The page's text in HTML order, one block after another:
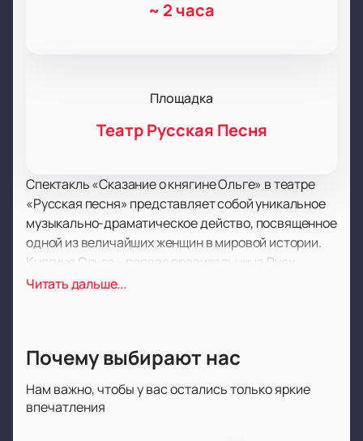
~ 2 часа
Площадка
Театр Русская Песня
Спектакль «Сказание о княгине Ольге» в театре
«Русская песня» представляет собой уникальное
музыкально-драматическое действо, посвященное
одной из величайших женщин в мировой истории.
Княгиня Ольга – первая правительница Руси,
принявшая православие и объединившая
мстительность и нежную любовь.
по пьесе Елены Лемеховой и является вторым
спектаклем из серии исторических театральных
Читать дальше...
Почему выбирают нас
Нам важно, чтобы у вас остались только яркие
впечатления